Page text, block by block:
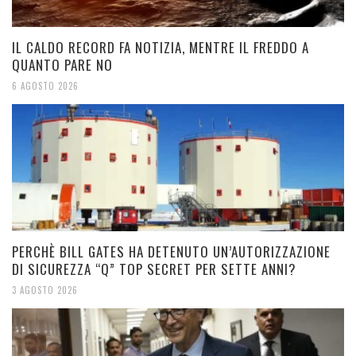
IL CALDO RECORD FA NOTIZIA, MENTRE IL FREDDO A
QUANTO PARE NO
6 AGOSTO 2026
PERCHÈ BILL GATES HA DETENUTO UN’AUTORIZZAZIONE
DI SICUREZZA “Q” TOP SECRET PER SETTE ANNI?
3 AGOSTO 2026